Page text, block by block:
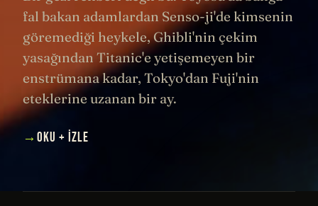
fal bakan adamlardan Senso-ji'de kimsenin
göremediği heykele, Ghibli'nin çekim
yasağından Titanic'e yetişemeyen bir
enstrümana kadar, Tokyo'dan Fuji'nin
eteklerine uzanan bir ay.
→ OKU + İZLE